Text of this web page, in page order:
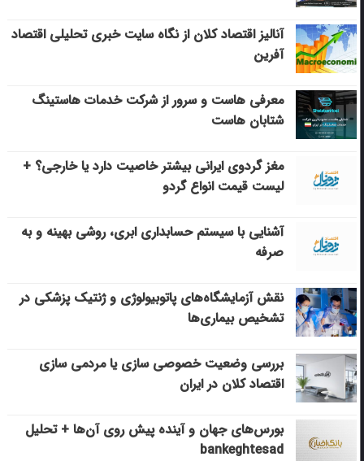
آنالیز اقتصاد کلان از نگاه سایت خبری تحلیلی اقتصاد
آفرین
معرفی هاست و سرور از شرکت خدمات هاستینگ
شتابان هاست
مغز گردوی ایرانی بیشتر خاصیت دارد یا خارجی؟ +
لیست قیمت انواع گردو
آشنایی با سیستم حسابداری ابری، روشی بهینه و به
صرفه
نقش آزمایشگاه‌های پاتوبیولوژی و ژنتیک پزشکی در
تشخیص بیماری‌ها
بررسی وضعیت خصوصی سازی یا مردمی سازی
اقتصاد کلان در ایران
بورس‌های جهان و آینده پیش روی آن‌ها + تحلیل
bankeghtesad